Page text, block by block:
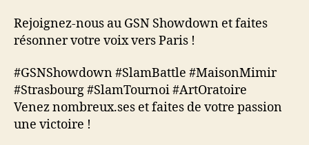
Rejoignez-nous au GSN Showdown et faites
résonner votre voix vers Paris !
#GSNShowdown #SlamBattle #MaisonMimir
#Strasbourg #SlamTournoi #ArtOratoire
Venez nombreux.ses et faites de votre passion
une victoire !